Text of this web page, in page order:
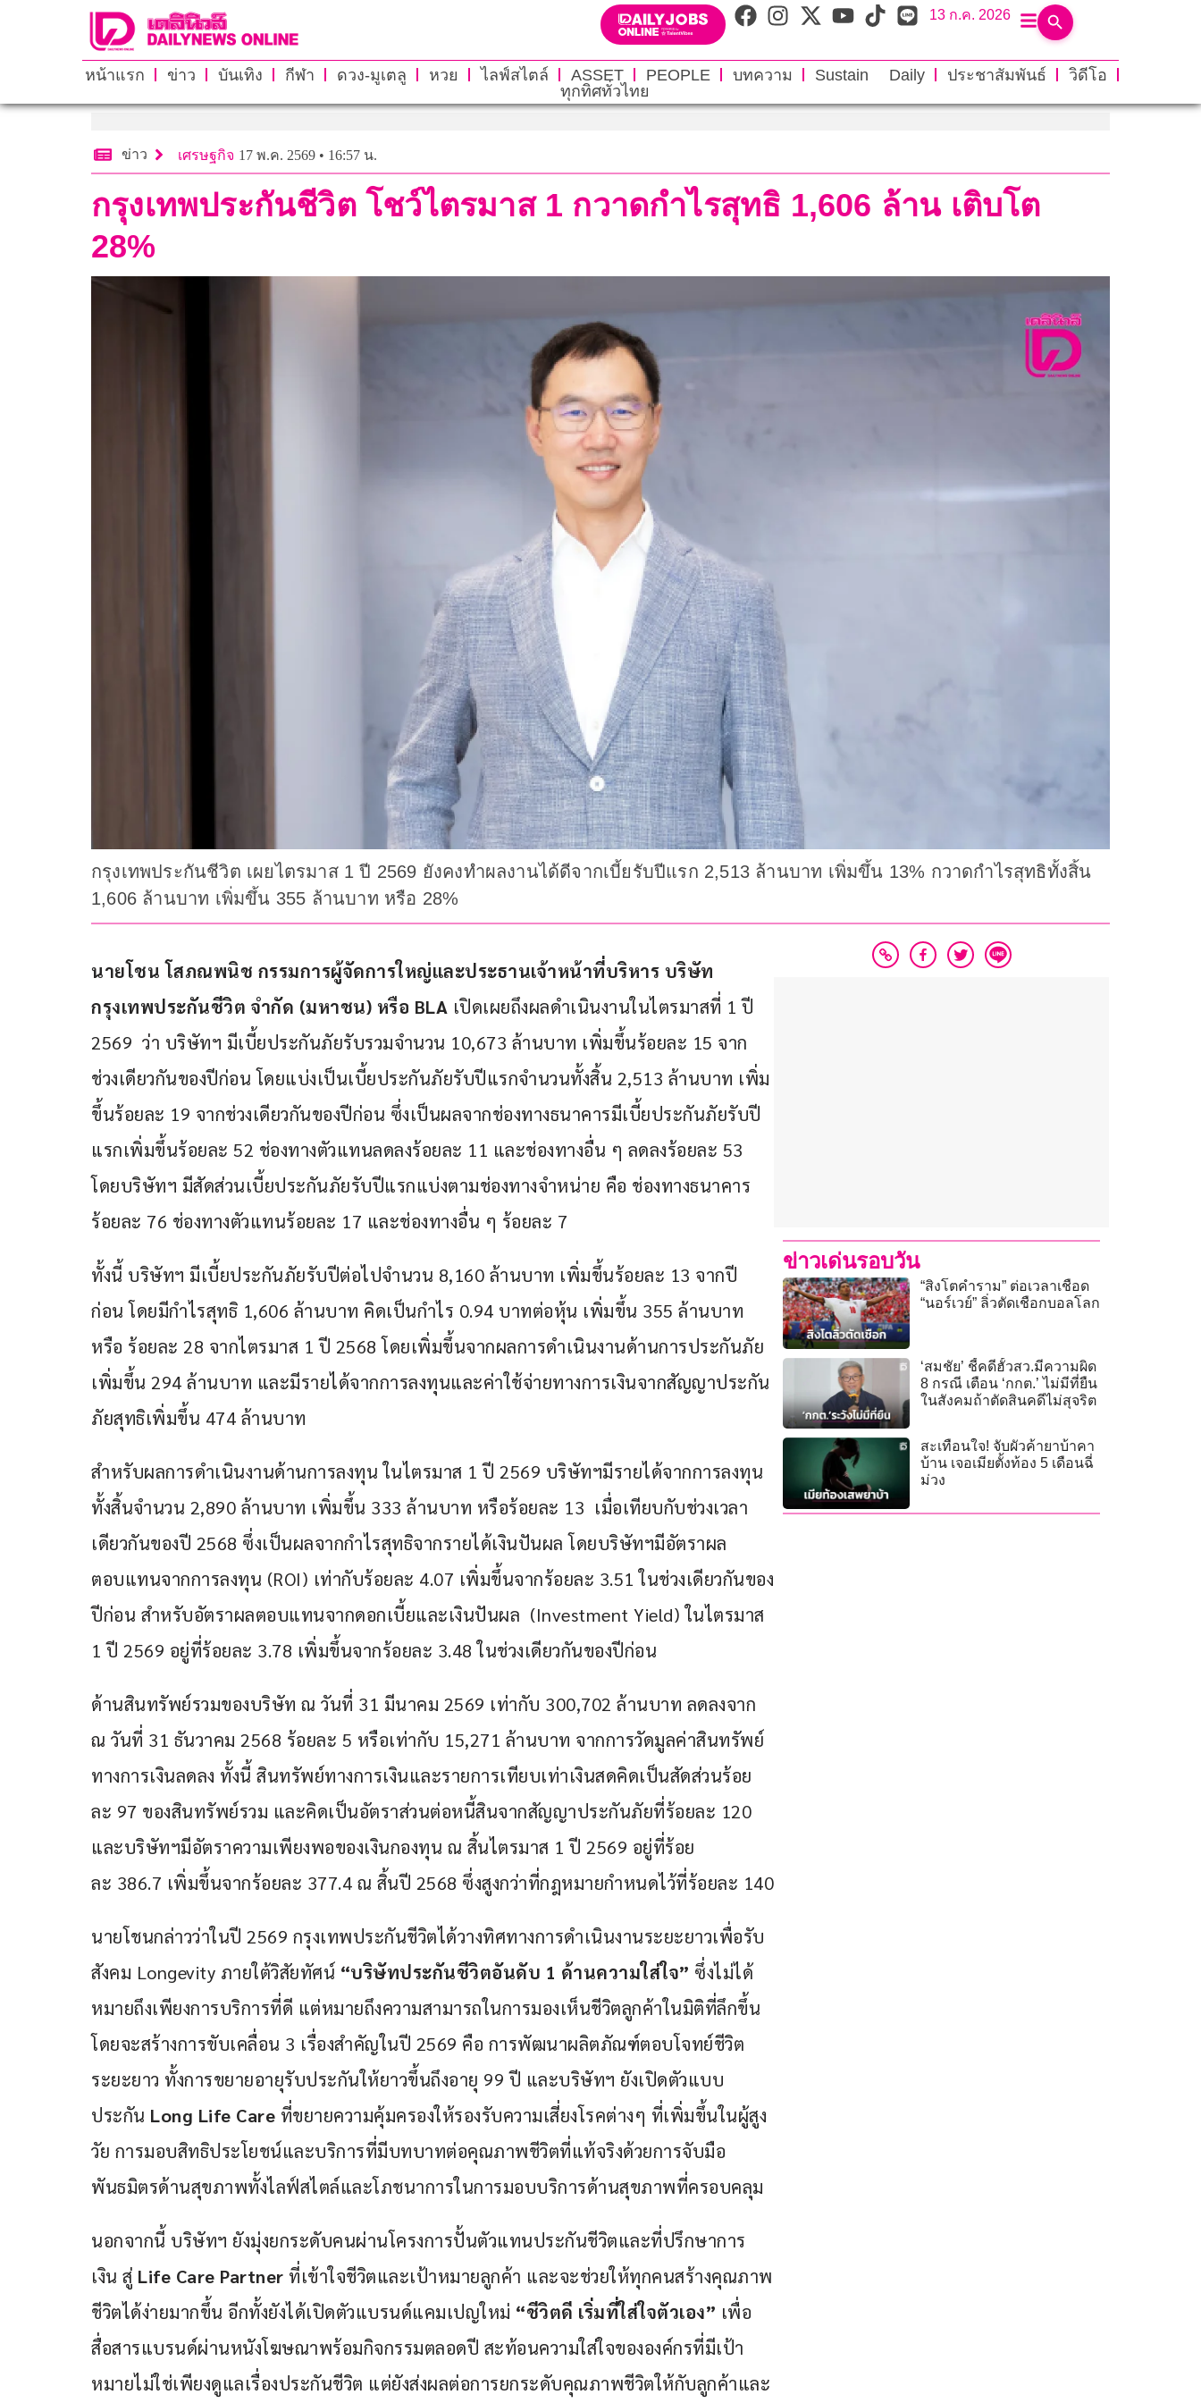
13 ก.ค. 2026
หน้าแรก ข่าว บันเทิง กีฬา ดวง-มูเตลู หวย ไลฟ์สไตล์ ASSET PEOPLE บทความ Sustain Daily ประชาสัมพันธ์
วิดีโอ
ทุกทิศทั่วไทย
ข่าว เศรษฐกิจ 17 พ.ค. 2569 • 16:57 น.
กรุงเทพประกันชีวิต โชว์ไตรมาส 1 กวาดกำไรสุทธิ 1,606 ล้าน เติบโต
28%
กรุงเทพประกันชีวิต เผยไตรมาส 1 ปี 2569 ยังคงทำผลงานได้ดีจากเบี้ยรับปีแรก 2,513 ล้านบาท เพิ่มขึ้น 13% กวาดกำไรสุทธิทั้งสิ้น
1,606 ล้านบาท เพิ่มขึ้น 355 ล้านบาท หรือ 28%
นายโชน โสภณพนิช กรรมการผู้จัดการใหญ่และประธานเจ้าหน้าที่บริหาร บริษัท
กรุงเทพประกันชีวิต จำกัด (มหาชน) หรือ BLA เปิดเผยถึงผลดำเนินงานในไตรมาสที่ 1 ปี
2569  ว่า บริษัทฯ มีเบี้ยประกันภัยรับรวมจำนวน 10,673 ล้านบาท เพิ่มขึ้นร้อยละ 15 จาก
ช่วงเดียวกันของปีก่อน โดยแบ่งเป็นเบี้ยประกันภัยรับปีแรกจำนวนทั้งสิ้น 2,513 ล้านบาท เพิ่ม
ขึ้นร้อยละ 19 จากช่วงเดียวกันของปีก่อน ซึ่งเป็นผลจากช่องทางธนาคารมีเบี้ยประกันภัยรับปี
แรกเพิ่มขึ้นร้อยละ 52 ช่องทางตัวแทนลดลงร้อยละ 11 และช่องทางอื่น ๆ ลดลงร้อยละ 53
โดยบริษัทฯ มีสัดส่วนเบี้ยประกันภัยรับปีแรกแบ่งตามช่องทางจำหน่าย คือ ช่องทางธนาคาร
ร้อยละ 76 ช่องทางตัวแทนร้อยละ 17 และช่องทางอื่น ๆ ร้อยละ 7
ทั้งนี้ บริษัทฯ มีเบี้ยประกันภัยรับปีต่อไปจำนวน 8,160 ล้านบาท เพิ่มขึ้นร้อยละ 13 จากปี
ก่อน โดยมีกำไรสุทธิ 1,606 ล้านบาท คิดเป็นกำไร 0.94 บาทต่อหุ้น เพิ่มขึ้น 355 ล้านบาท
หรือ ร้อยละ 28 จากไตรมาส 1 ปี 2568 โดยเพิ่มขึ้นจากผลการดำเนินงานด้านการประกันภัย
เพิ่มขึ้น 294 ล้านบาท และมีรายได้จากการลงทุนและค่าใช้จ่ายทางการเงินจากสัญญาประกัน
ภัยสุทธิเพิ่มขึ้น 474 ล้านบาท
สำหรับผลการดำเนินงานด้านการลงทุน ในไตรมาส 1 ปี 2569 บริษัทฯมีรายได้จากการลงทุน
ทั้งสิ้นจำนวน 2,890 ล้านบาท เพิ่มขึ้น 333 ล้านบาท หรือร้อยละ 13  เมื่อเทียบกับช่วงเวลา
เดียวกันของปี 2568 ซึ่งเป็นผลจากกำไรสุทธิจากรายได้เงินปันผล โดยบริษัทฯมีอัตราผล
ตอบแทนจากการลงทุน (ROI) เท่ากับร้อยละ 4.07 เพิ่มขึ้นจากร้อยละ 3.51 ในช่วงเดียวกันของ
ปีก่อน สำหรับอัตราผลตอบแทนจากดอกเบี้ยและเงินปันผล  (Investment Yield) ในไตรมาส
1 ปี 2569 อยู่ที่ร้อยละ 3.78 เพิ่มขึ้นจากร้อยละ 3.48 ในช่วงเดียวกันของปีก่อน
ด้านสินทรัพย์รวมของบริษัท ณ วันที่ 31 มีนาคม 2569 เท่ากับ 300,702 ล้านบาท ลดลงจาก
ณ วันที่ 31 ธันวาคม 2568 ร้อยละ 5 หรือเท่ากับ 15,271 ล้านบาท จากการวัดมูลค่าสินทรัพย์
ทางการเงินลดลง ทั้งนี้ สินทรัพย์ทางการเงินและรายการเทียบเท่าเงินสดคิดเป็นสัดส่วนร้อย
ละ 97 ของสินทรัพย์รวม และคิดเป็นอัตราส่วนต่อหนี้สินจากสัญญาประกันภัยที่ร้อยละ 120
และบริษัทฯมีอัตราความเพียงพอของเงินกองทุน ณ สิ้นไตรมาส 1 ปี 2569 อยู่ที่ร้อย
ละ 386.7 เพิ่มขึ้นจากร้อยละ 377.4 ณ สิ้นปี 2568 ซึ่งสูงกว่าที่กฎหมายกำหนดไว้ที่ร้อยละ 140
นายโชนกล่าวว่าในปี 2569 กรุงเทพประกันชีวิตได้วางทิศทางการดำเนินงานระยะยาวเพื่อรับ
สังคม Longevity ภายใต้วิสัยทัศน์ “บริษัทประกันชีวิตอันดับ 1 ด้านความใส่ใจ” ซึ่งไม่ได้
หมายถึงเพียงการบริการที่ดี แต่หมายถึงความสามารถในการมองเห็นชีวิตลูกค้าในมิติที่ลึกขึ้น
โดยจะสร้างการขับเคลื่อน 3 เรื่องสำคัญในปี 2569 คือ การพัฒนาผลิตภัณฑ์ตอบโจทย์ชีวิต
ระยะยาว ทั้งการขยายอายุรับประกันให้ยาวขึ้นถึงอายุ 99 ปี และบริษัทฯ ยังเปิดตัวแบบ
ประกัน Long Life Care ที่ขยายความคุ้มครองให้รองรับความเสี่ยงโรคต่างๆ ที่เพิ่มขึ้นในผู้สูง
วัย การมอบสิทธิประโยชน์และบริการที่มีบทบาทต่อคุณภาพชีวิตที่แท้จริงด้วยการจับมือ
พันธมิตรด้านสุขภาพทั้งไลฟ์สไตล์และโภชนาการในการมอบบริการด้านสุขภาพที่ครอบคลุม
นอกจากนี้ บริษัทฯ ยังมุ่งยกระดับคนผ่านโครงการปั้นตัวแทนประกันชีวิตและที่ปรึกษาการ
เงิน สู่ Life Care Partner ที่เข้าใจชีวิตและเป้าหมายลูกค้า และจะช่วยให้ทุกคนสร้างคุณภาพ
ชีวิตได้ง่ายมากขึ้น อีกทั้งยังได้เปิดตัวแบรนด์แคมเปญใหม่ “ชีวิตดี เริ่มที่ใส่ใจตัวเอง” เพื่อ
สื่อสารแบรนด์ผ่านหนังโฆษณาพร้อมกิจกรรมตลอดปี สะท้อนความใส่ใจขององค์กรที่มีเป้า
หมายไม่ใช่เพียงดูแลเรื่องประกันชีวิต แต่ยังส่งผลต่อการยกระดับคุณภาพชีวิตให้กับลูกค้าและ
ข่าวเด่นรอบวัน
“สิงโตคำราม” ต่อเวลาเชือด
“นอร์เวย์” ลิ่วตัดเชือกบอลโลก
‘สมชัย’ ชี้คดีฮั้วสว.มีความผิด
8 กรณี เตือน ‘กกต.’ ไม่มีที่ยืน
ในสังคมถ้าตัดสินคดีไม่สุจริต
สะเทือนใจ! จับผัวค้ายาบ้าคา
บ้าน เจอเมียตั้งท้อง 5 เดือนฉี่
ม่วง